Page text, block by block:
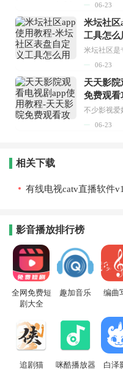
06-23
米坛社区
工具怎么
06-23
天天影
免费观看
06-23
相关下载
有线电视catv直播软件
影音播放排行榜
全网免费短
剧大全
趣加音乐 编曲
追剧猫 咪酷播放器 白泽